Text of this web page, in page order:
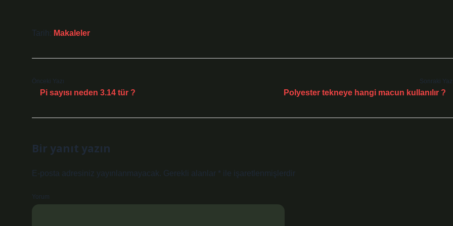
Tarih: Makaleler
Önceki Yazı
Pi sayısı neden 3.14 tür ?
Sonraki
Polyester tekneye hangi macun kullanılır ?
Bir yanıt yazın
E-posta adresiniz yayınlanmayacak. Gerekli alanlar * ile işaretlenmişlerdir
Yorum